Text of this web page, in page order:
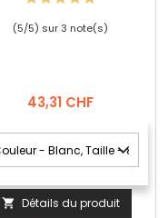
(5/5) sur3 note(s)
Prix
43,31 CHF
 Détails du produit